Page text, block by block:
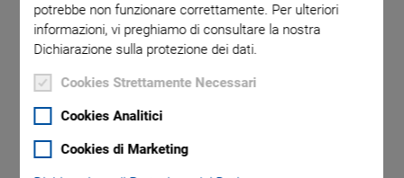
potrebbe non funzionare correttamente. Per ulteriori
informazioni, vi preghiamo di consultare la nostra
Dichiarazione sulla protezione dei dati.
Cookies Strettamente Necessari
Cookies Analitici
Cookies di Marketing
Z/Tip/Tilt Stage
High Dynamics with Large Aperture
Z and tip/tilt stages with 3 axes / Z stages with 1 axis
Travel range in Z / tip/tilt angle to 200 µm / 2 mrad, closed
loop (to 240 µm / 2.4 mrad open loop)